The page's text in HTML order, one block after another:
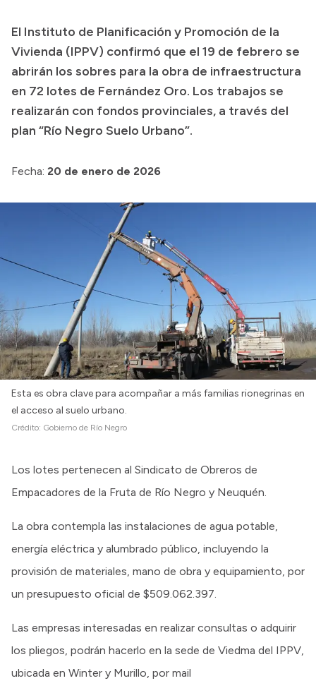
Transparencia
Inversión en Salud
Licitaciones
Consulta de expedientes
El Instituto de Planificación y Promoción de la
Vivienda (IPPV) confirmó que el 19 de febrero se
abrirán los sobres para la obra de infraestructura
en 72 lotes de Fernández Oro. Los trabajos se
realizarán con fondos provinciales, a través del
plan “Río Negro Suelo Urbano”.
Fecha: 20 de enero de 2026
Esta es obra clave para acompañar a más familias rionegrinas en
el acceso al suelo urbano.
Crédito: Gobierno de Río Negro
Los lotes pertenecen al Sindicato de Obreros de
Empacadores de la Fruta de Río Negro y Neuquén.
La obra contempla las instalaciones de agua potable,
energía eléctrica y alumbrado público, incluyendo la
provisión de materiales, mano de obra y equipamiento, por
un presupuesto oficial de $509.062.397.
Las empresas interesadas en realizar consultas o adquirir
los pliegos, podrán hacerlo en la sede de Viedma del IPPV,
ubicada en Winter y Murillo, por mail